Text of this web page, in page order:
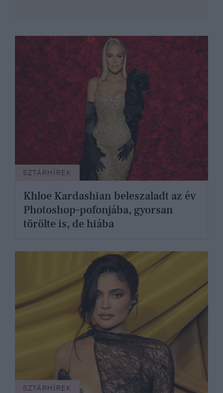
SZTÁRHÍREK
Khloe Kardashian beleszaladt az év
Photoshop-pofonjába, gyorsan
törölte is, de hiába
SZTÁRHÍREK